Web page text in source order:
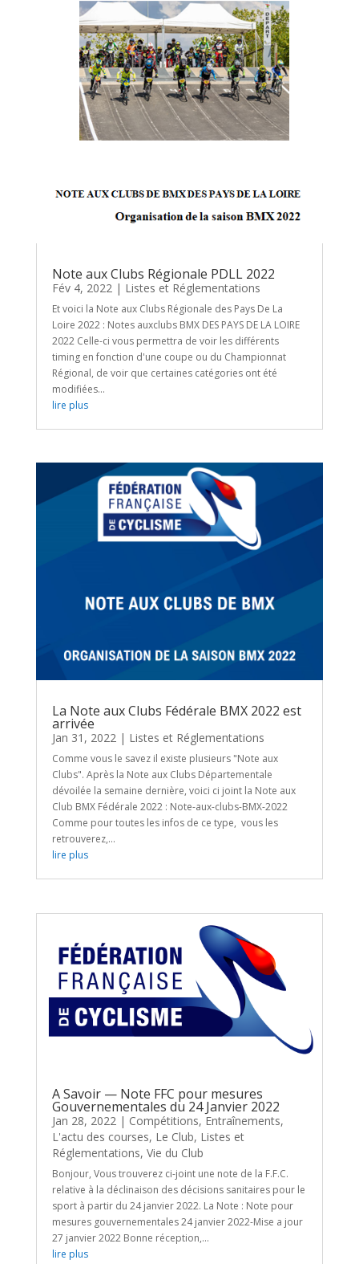
Note aux Clubs Régionale PDLL 2022
Fév 4, 2022| Listes et Réglementations
Et voici la Note aux Clubs Régionale des Pays De La
Loire 2022 : Notes auxclubs BMX DES PAYS DE LA LOIRE
2022 Celle-ci vous permettra de voir les différents
timing en fonction d'une coupe ou du Championnat
Régional, de voir que certaines catégories ont été
modifiées...
lire plus
La Note aux Clubs Fédérale BMX 2022 est
arrivée
Jan 31, 2022| Listes et Réglementations
Comme vous le savez il existe plusieurs "Note aux
Clubs". Après la Note aux Clubs Départementale
dévoilée la semaine dernière, voici ci joint la Note aux
Club BMX Fédérale 2022 : Note-aux-clubs-BMX-2022
Comme pour toutes les infos de ce type, vous les
retrouverez,...
lire plus
A Savoir — Note FFC pour mesures
Gouvernementales du 24 Janvier 2022
Jan 28, 2022| Compétitions, Entraînements,
L'actu des courses, Le Club, Listes et
Réglementations, Vie du Club
Bonjour, Vous trouverez ci-joint une note de la F.F.C.
relative à la déclinaison des décisions sanitaires pour le
sport à partir du 24 janvier 2022. La Note : Note pour
mesures gouvernementales 24 janvier 2022-Mise a jour
27 janvier 2022 Bonne réception,...
lire plus